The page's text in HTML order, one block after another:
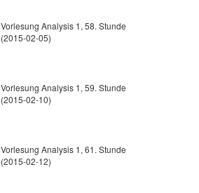
Vorlesung Analysis 1, 58. Stunde
(2015-02-05)
Vorlesung Analysis 1, 59. Stunde
(2015-02-10)
Vorlesung Analysis 1, 61. Stunde
(2015-02-12)